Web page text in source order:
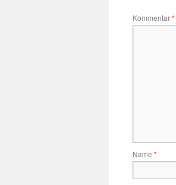
Kommentar*
Name *